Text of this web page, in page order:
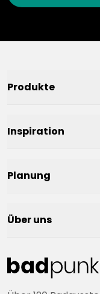
Produkte
Inspiration
Planung
Über uns